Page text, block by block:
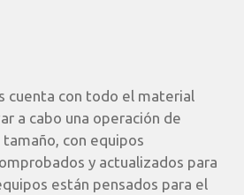
cuenta con todo el material
a cabo una operación de
con equipos
y actualizados para
están pensados para el